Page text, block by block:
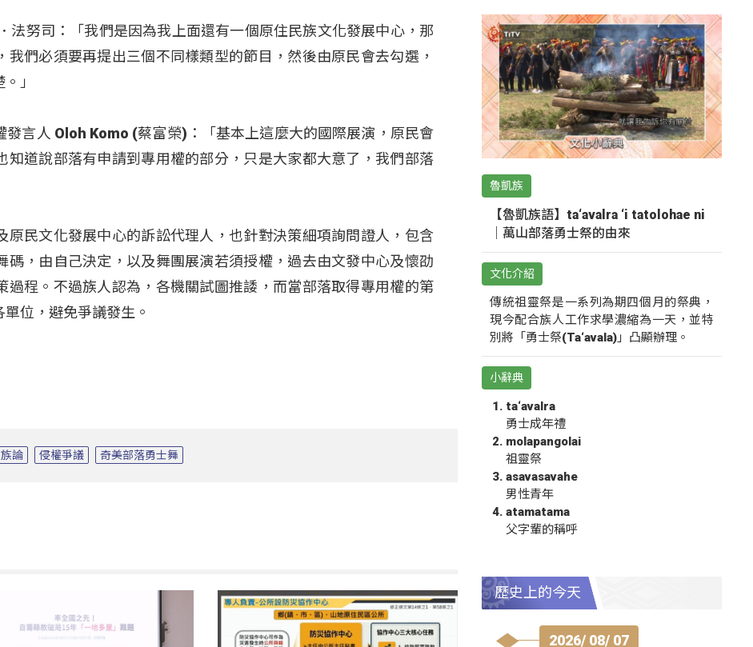
法努司：「我們是因為我上面還有一個原住民族文化發展中心，那
我們必須要再提出三個不同樣類型的節目，然後由原民會去勾選，
」
發言人 Oloh Komo (蔡富榮)：「基本上這麼大的國際展演，原民會
知道說部落有申請到專用權的部分，只是大家都大意了，我們部落
原民文化發展中心的訴訟代理人，也針對決策細項詢問證人，包含
碼，由自己決定，以及舞團展演若須授權，過去由文發中心及懷劭
過程。不過族人認為，各機關試圖推諉，而當部落取得專用權的第
位，避免爭議發生。
論 侵權爭議 奇美部落勇士舞
魯凱族
【魯凱族語】ta‘avalra ‘i tatolohae ni
｜萬山部落勇士祭的由來
文化介紹
傳統祖靈祭是一系列為期四個月的祭典，
現今配合族人工作求學濃縮為一天，並特
別將「勇士祭(Ta‘avala)」凸顯辦理。
小辭典
ta‘avalra
勇士成年禮
molapangolai
祖靈祭
asavasavahe
男性青年
atamatama
父字輩的稱呼
歷史上的今天
2026/ 08/ 07